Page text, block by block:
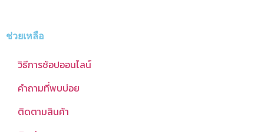
ช่วยเหลือ
วิธีการช้อปออนไลน์
คำถามที่พบบ่อย
ติดตามสินค้า